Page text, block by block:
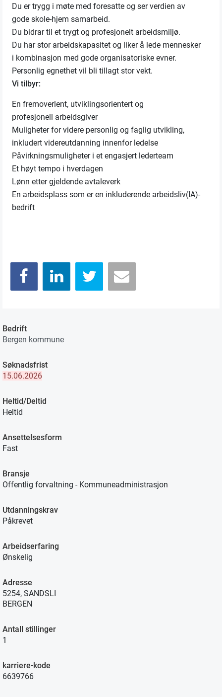
Du er trygg i møte med foresatte og ser verdien av
gode skole-hjem samarbeid.
Du bidrar til et trygt og profesjonelt arbeidsmiljø.
Du har stor arbeidskapasitet og liker å lede mennesker
i kombinasjon med gode organisatoriske evner.
Personlig egnethet vil bli tillagt stor vekt.
Vi tilbyr:
En fremoverlent, utviklingsorientert og
profesjonell arbeidsgiver
Muligheter for videre personlig og faglig utvikling,
inkludert videreutdanning innenfor ledelse
Påvirkningsmuligheter i et engasjert lederteam
Et høyt tempo i hverdagen
Lønn etter gjeldende avtaleverk
En arbeidsplass som er en inkluderende arbeidsliv(IA)-
bedrift
Bedrift
Bergen kommune
Søknadsfrist
15.06.2026
Heltid/Deltid
Heltid
Ansettelsesform
Fast
Bransje
Offentlig forvaltning - Kommuneadministrasjon
Utdanningskrav
Påkrevet
Arbeidserfaring
Ønskelig
Adresse
5254, SANDSLI
BERGEN
Antall stillinger
1
karriere-kode
6639766